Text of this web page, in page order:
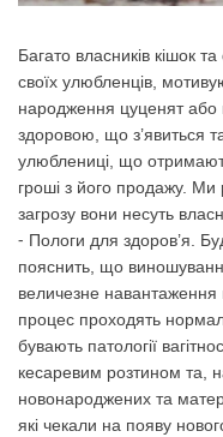
Багато власників кішок
своїх улюбленців,
народження цуценят або
здоровою, що з’явиться
улюблениці, що
гроші з його продажу. Ми
загрозу вони несуть
⁃ Пологи для здоров’я.
пояснить, що
величезне
процес проходять
бувають патології
кесаревим розтином та,
новонароджених та
які чекали на появу